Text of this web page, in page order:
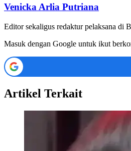
Venicka Arlia Putriana
Editor sekaligus redaktur pelaksana di
Masuk dengan Google untuk ikut
Artikel Terkait